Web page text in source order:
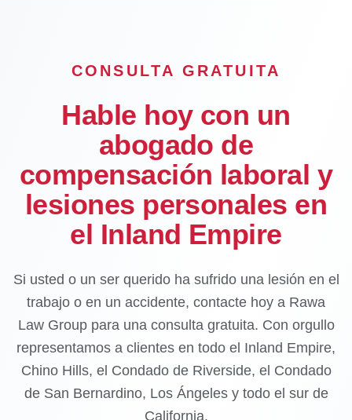
CONSULTA GRATUITA
Hable hoy con un
abogado de
compensación laboral y
lesiones personales en
el Inland Empire
Si usted o un ser querido ha sufrido una lesión en el
trabajo o en un accidente, contacte hoy a Rawa
Law Group para una consulta gratuita. Con orgullo
representamos a clientes en todo el Inland Empire,
Chino Hills, el Condado de Riverside, el Condado
de San Bernardino, Los Ángeles y todo el sur de
California.